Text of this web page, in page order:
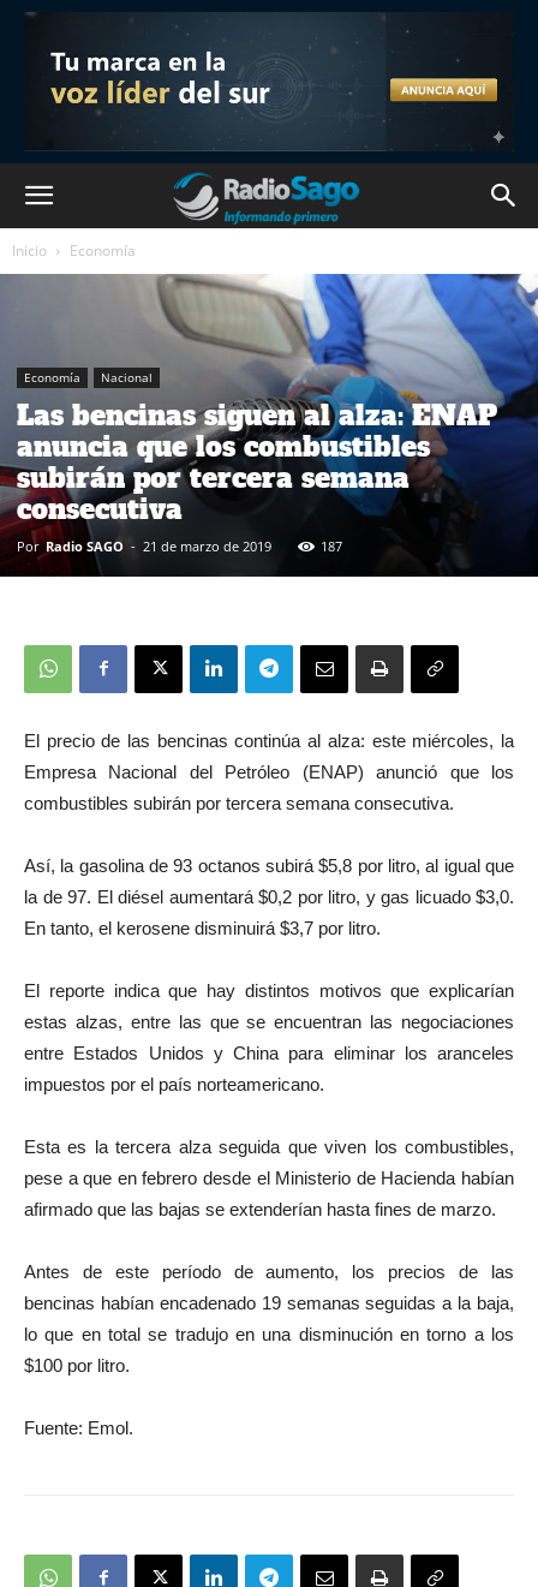
Inicio Economía
Economía Nacional
Las bencinas siguen al alza: ENAP
anuncia que los combustibles
subirán por tercera semana
consecutiva
Por Radio SAGO - 21 de marzo de 2019 187
El precio de las bencinas continúa al alza: este miércoles, la
Empresa Nacional del Petróleo (ENAP) anunció que los
combustibles subirán por tercera semana consecutiva.
Así, la gasolina de 93 octanos subirá $5,8 por litro, al igual que
la de 97. El diésel aumentará $0,2 por litro, y gas licuado $3,0.
En tanto, el kerosene disminuirá $3,7 por litro.
El reporte indica que hay distintos motivos que explicarían
estas alzas, entre las que se encuentran las negociaciones
entre Estados Unidos y China para eliminar los aranceles
impuestos por el país norteamericano.
Esta es la tercera alza seguida que viven los combustibles,
pese a que en febrero desde el Ministerio de Hacienda habían
afirmado que las bajas se extenderían hasta fines de marzo.
Antes de este período de aumento, los precios de las
bencinas habían encadenado 19 semanas seguidas a la baja,
lo que en total se tradujo en una disminución en torno a los
$100 por litro.
Fuente: Emol.